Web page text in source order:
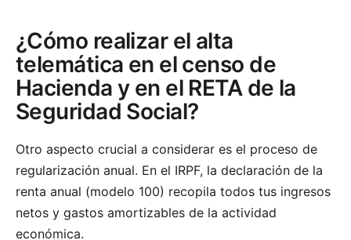
¿Cómo realizar el alta
telemática en el censo de
Hacienda y en el RETA de la
Seguridad Social?
Otro aspecto crucial a considerar es el proceso de
regularización anual. En el IRPF, la declaración de la
renta anual (modelo 100) recopila todos tus ingresos
netos y gastos amortizables de la actividad
económica.